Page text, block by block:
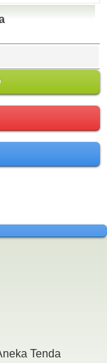
Tenda